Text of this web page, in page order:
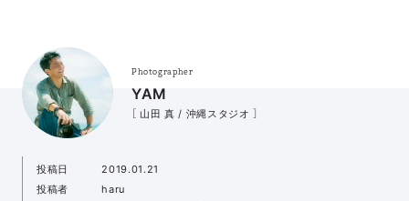
Photographer
YAM
［ 山田 真 / 沖縄スタジオ ］
投稿日
2019.01.21
投稿者
haru